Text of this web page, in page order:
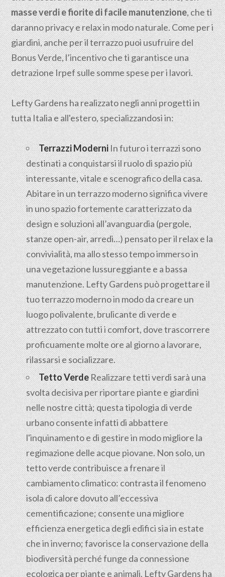
masse verdi e fiorite di facile manutenzione, che ti
daranno privacy e relax in modo naturale. Come per i
giardini, anche per il terrazzo puoi usufruire del
Bonus Verde, l’incentivo che ti garantisce una
detrazione Irpef sulle somme spese per i lavori.
Lefty Gardens ha realizzato negli anni progetti in
tutta Italia e all'estero, specializzandosi in:
Terrazzi ModerniIn futuro i terrazzi sono
destinati a conquistarsi il ruolo di spazio più
interessante, vitale e scenografico della casa.
Abitare in un terrazzo moderno significa vivere
in uno spazio fortemente caratterizzato da
design e soluzioni all’avanguardia (pergole,
stanze open-air, arredi…) pensato per il relax e la
convivialità, ma allo stesso tempo immerso in
una vegetazione lussureggiante e a bassa
manutenzione. Lefty Gardens può progettare il
tuo terrazzo moderno in modo da creare un
luogo polivalente, brulicante di verde e
attrezzato con tutti i comfort, dove trascorrere
proficuamente molte ore al giorno a lavorare,
rilassarsi e socializzare.
Tetto VerdeRealizzare tetti verdi sarà una
svolta decisiva per riportare piante e giardini
nelle nostre città; questa tipologia di verde
urbano consente infatti di abbattere
l'inquinamento e di gestire in modo migliore la
regimazione delle acque piovane. Non solo, un
tetto verde contribuisce a frenare il
cambiamento climatico: contrasta il fenomeno
isola di calore dovuto all’eccessiva
cementificazione; consente una migliore
efficienza energetica degli edifici sia in estate
che in inverno; favorisce la conservazione della
biodiversità perché funge da connessione
ecologica per piante e animali. Lefty Gardens ha